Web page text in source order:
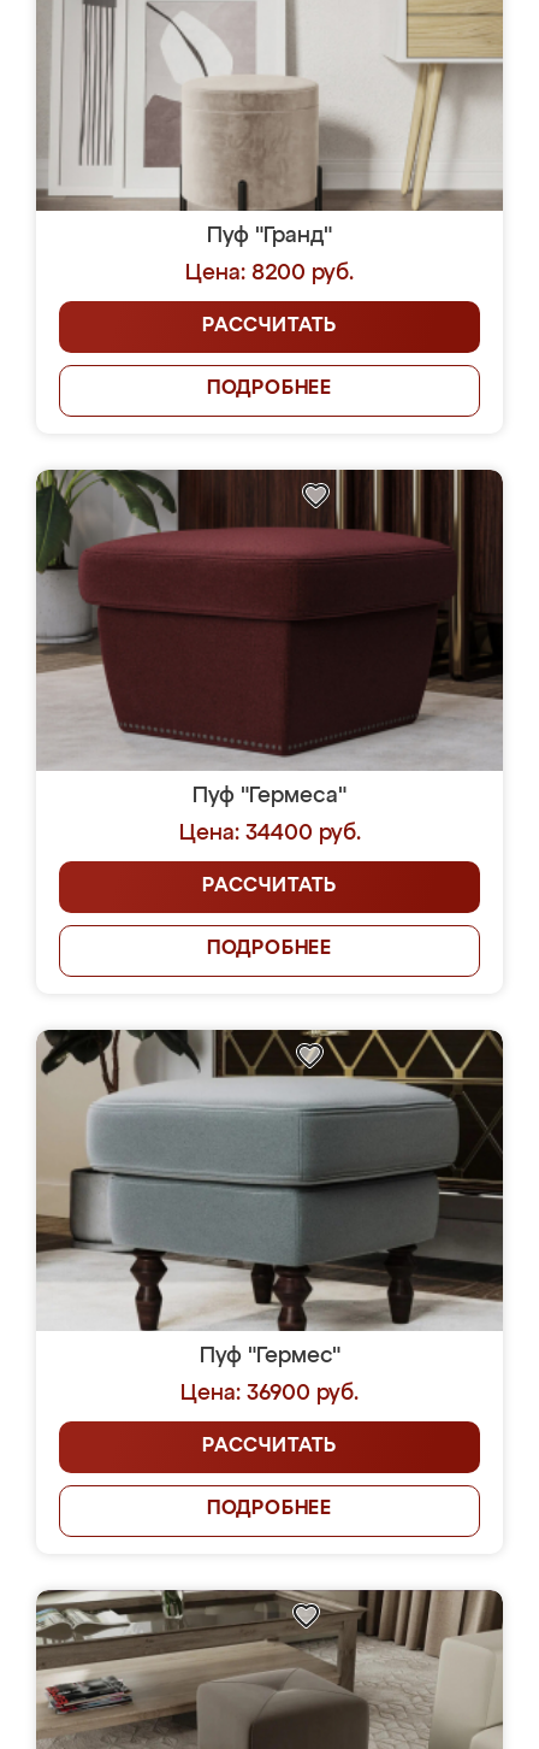
Пуф "Гранд"
Цена: 8200 руб.
РАССЧИТАТЬ
ПОДРОБНЕЕ
Пуф "Гермеса"
Цена: 34400 руб.
РАССЧИТАТЬ
ПОДРОБНЕЕ
Пуф "Гермес"
Цена: 36900 руб.
РАССЧИТАТЬ
ПОДРОБНЕЕ